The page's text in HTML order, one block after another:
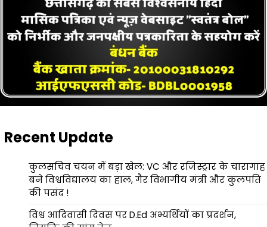
Recent Update
कुलसचिव चयन में बड़ा खेल: VC और रजिस्ट्रार के चारागाह
बने विश्वविद्यालय का हाल, गैर विभागीय मंत्री और कुलपति
की पसंद !
विश्व आदिवासी दिवस पर D.Ed अभ्यर्थियों का प्रदर्शन,